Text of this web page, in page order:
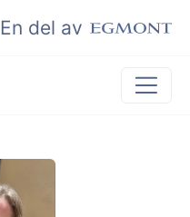
En del av